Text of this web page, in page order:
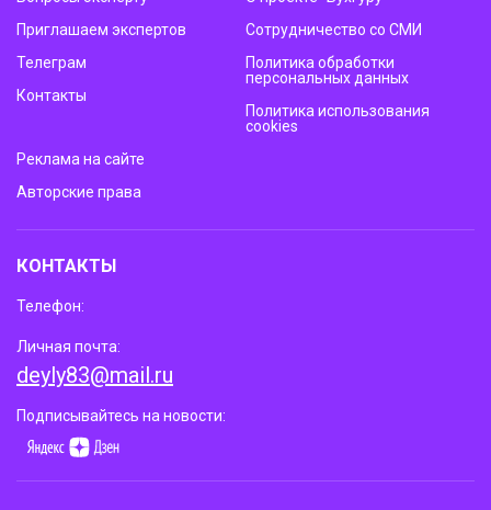
Приглашаем экспертов
Телеграм
Контакты
Сотрудничество со СМИ
Политика обработки
персональных данных
Политика использования
cookies
Реклама на сайте
Авторские права
КОНТАКТЫ
Телефон:
Личная почта:
deyly83@mail.ru
Подписывайтесь на новости: